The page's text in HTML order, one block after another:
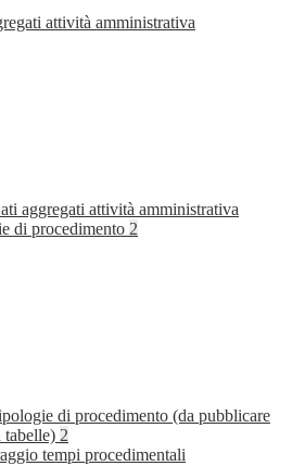
attività amministrativa
aggregati attività amministrativa
di procedimento 2
di procedimento (da pubblicare
tabelle) 2
tempi procedimentali